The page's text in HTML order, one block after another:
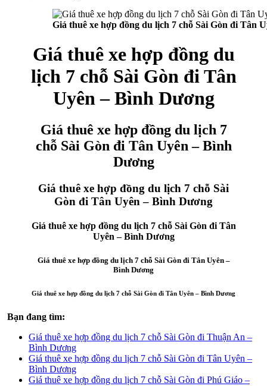
Giá thuê xe hợp đồng du lịch 7 chỗ Sài Gòn đi Tân
Giá thuê xe hợp đồng du
lịch 7 chỗ Sài Gòn đi Tân
Uyên – Bình Dương
Giá thuê xe hợp đồng du lịch 7
chỗ Sài Gòn đi Tân Uyên – Bình
Dương
Giá thuê xe hợp đồng du lịch 7 chỗ Sài
Gòn đi Tân Uyên – Bình Dương
Giá thuê xe hợp đồng du lịch 7 chỗ Sài Gòn đi Tân
Uyên – Bình Dương
Giá thuê xe hợp đồng du lịch 7 chỗ Sài Gòn đi Tân Uyên –
Bình Dương
Giá thuê xe hợp đồng du lịch 7 chỗ Sài Gòn đi Tân Uyên – Bình Dương
Bạn đang tìm:
Giá thuê xe hợp đồng du lịch 7 chỗ Sài Gòn đi Thuận An –
Bình Dương
Giá thuê xe hợp đồng du lịch 7 chỗ Sài Gòn đi Tân Uyên –
Bình Dương
Giá thuê xe hợp đồng du lịch 7 chỗ Sài Gòn đi Phú Giáo –